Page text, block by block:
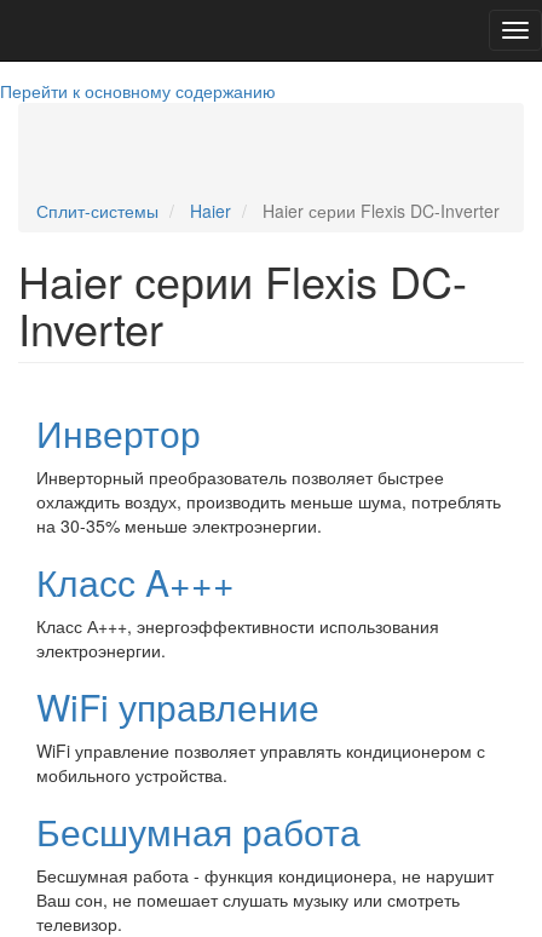
Перейти к основному содержанию
Сплит-системы
Haier Haier серии Flexis DC-Inverter
Haier серии Flexis DC-
Inverter
Инвертор
Инверторный преобразователь позволяет быстрее
охлаждить воздух, производить меньше шума, потреблять
на 30-35% меньше электроэнергии.
Класс A+++
Класс А+++, энергоэффективности использования
электроэнергии.
WiFi управление
WiFi управление позволяет управлять кондиционером с
мобильного устройства.
Бесшумная работа
Бесшумная работа - функция кондиционера, не нарушит
Ваш сон, не помешает слушать музыку или смотреть
телевизор.